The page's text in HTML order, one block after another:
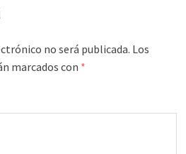
no será publicada. Los
marcados con *